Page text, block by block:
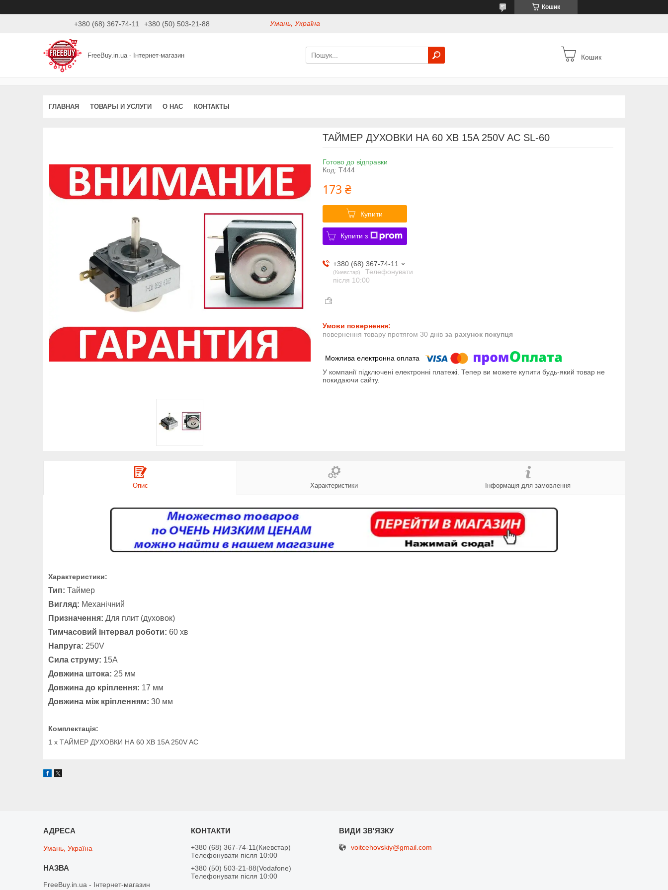
Кошик
+380 (68) 367-74-11 +380 (50) 503-21-88 Умань, Україна
FreeBuy.in.ua - Інтернет-магазин Кошик
ГЛАВНАЯ ТОВАРЫ И УСЛУГИ О НАС КОНТАКТЫ
ТАЙМЕР ДУХОВКИ НА 60 ХВ 15A 250V AC SL-60
Готово до відправки
Код: Т444
173 ₴
Купити
Купити з
+380 (68) 367-74-11
Киевстар
Телефонувати
після 10:00
повернення товару протягом 30 днів за рахунок покупця
У компанії підключені електронні платежі. Тепер ви можете купити будь-який товар не
покидаючи сайту.
Опис Характеристики Інформація для замовлення
Характеристики:
Тип: Таймер
Вигляд: Механічний
Призначення: Для плит (духовок)
Тимчасовий інтервал роботи: 60 хв
Напруга: 250V
Сила струму: 15A
Довжина штока: 25 мм
Довжина до кріплення: 17 мм
Довжина між кріпленням: 30 мм
Комплектація:
1 x ТАЙМЕР ДУХОВКИ НА 60 ХВ 15A 250V AC
Умань, Україна
FreeBuy.in.ua - Інтернет-магазин
+380 (68) 367-74-11 Киевстар
Телефонувати після 10:00
+380 (50) 503-21-88 Vodafone
Телефонувати після 10:00
voitcehovskiy@gmail.com